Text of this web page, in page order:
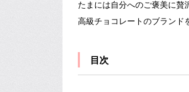
たまには自分へのご褒美に贅
高級チョコレートのブラン
目次